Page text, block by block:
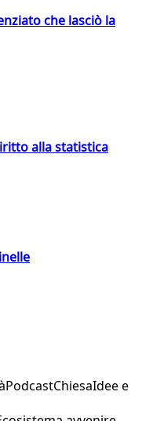
che lasciò la
alla statistica
PodcastChiesaIdee e